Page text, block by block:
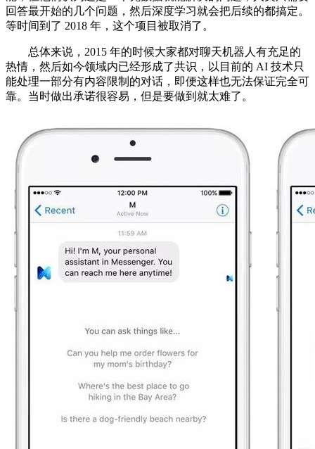
回答最开始的几个问题，然后深度学习就会把后续的都搞定。
等时间到了 2018 年，这个项目被取消了。
总体来说，2015 年的时候大家都对聊天机器人有充足的
热情，然后如今领域内已经形成了共识，以目前的 AI 技术只
能处理一部分有内容限制的对话，即便这样也无法保证完全可
靠。当时做出承诺很容易，但是要做到就太难了。